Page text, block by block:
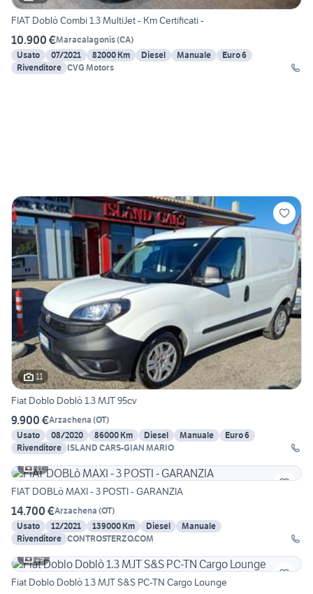
FIAT Doblò Combi 1.3 MultiJet - Km Certificati -
10.900 €Maracalagonis(CA)
Usato
07/2021 82000 Km Diesel Manuale
Euro 6
Rivenditore CVG Motors
11
Fiat Doblo Doblò 1.3 MJT 95cv
9.900 €Arzachena (OT)
Usato
08/2020 86000 Km Diesel Manuale
Euro 6
Rivenditore ISLAND CARS-GIAN MARIO
11
FIAT DOBLò MAXI - 3 POSTI - GARANZIA
14.700 €Arzachena (OT)
Usato
12/2021 139000 Km Diesel
Manuale
Rivenditore CONTROSTERZO.COM
29
Fiat Doblo Doblò 1.3 MJT S&S PC-TN Cargo Lounge